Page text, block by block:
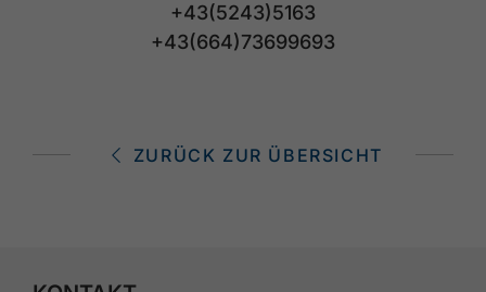
+43(5243)5163
+43(664)73699693
ZURÜCK ZUR ÜBERSICHT